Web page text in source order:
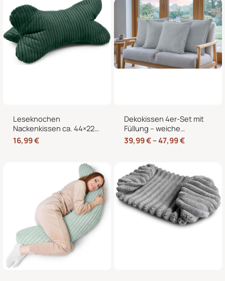
Leseknochen
Nackenkissen ca. 44×22
cm – Knochenkissen
Lesekissen zum Lesen
16,99€
Dekokissen 4er-Set mit
Füllung – weiche
Zierkissen für Sofa und
Couch, 40×40, 45×45
39,99€–47,99€